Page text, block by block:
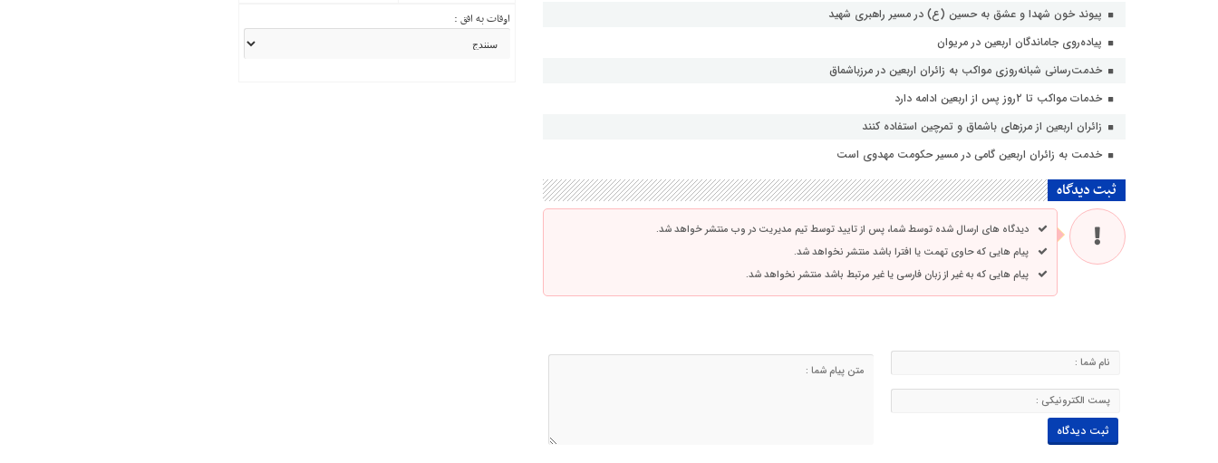
پیوند خون شهدا و عشق به حسین (ع) در مسیر راهبری شهید
پیاده‌روی جاماندگان اربعین در مریوان
خدمت‌رسانی شبانه‌روزی مواکب به زائران اربعین در مرزباشماق
خدمات مواکب تا ۲روز پس از اربعین ادامه دارد
زائران اربعین از مرزهای باشماق و تمرچین استفاده کنند
خدمت به زائران اربعین گامی در مسیر حکومت مهدوی است
ثبت دیدگاه
دیدگاه های ارسال شده توسط شما، پس از تایید توسط تیم مدیریت در وب منتشر خواهد شد.
پیام هایی که حاوی تهمت یا افترا باشد منتشر نخواهد شد.
پیام هایی که به غیر از زبان فارسی یا غیر مرتبط باشد منتشر نخواهد شد.
اوقات به افق :